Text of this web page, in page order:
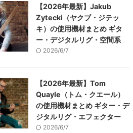
【2026年最新】Jakub
Zytecki（ヤクブ・ジテッ
キ）の使用機材まとめ ギタ
ー・デジタルリグ・空間系
2026/6/7
【2026年最新】Tom
Quayle（トム・クエール）
の使用機材まとめ ギター・デ
ジタルリグ・エフェクター
2026/6/7